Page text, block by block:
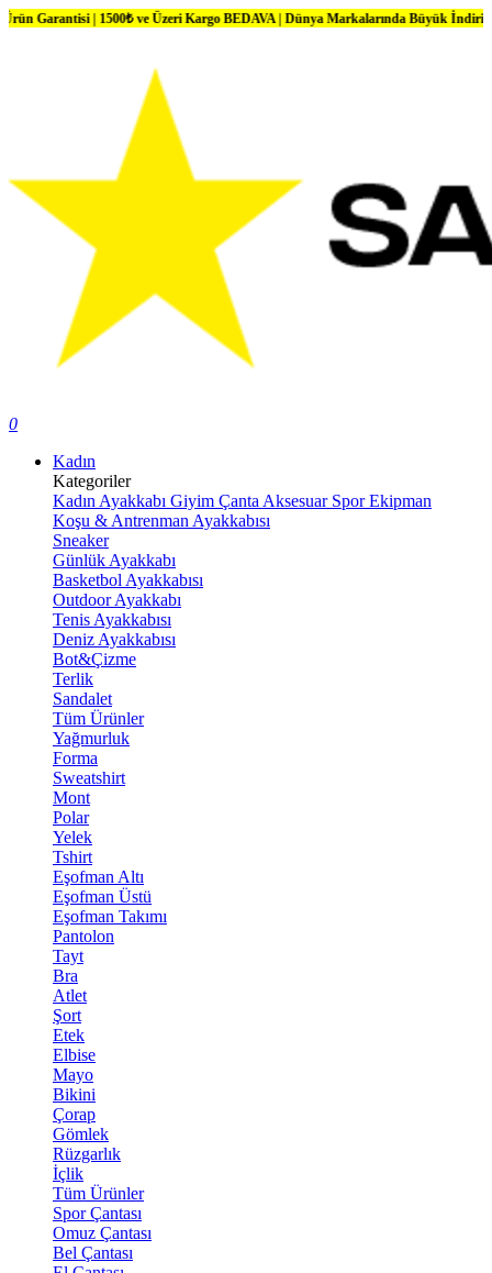
| 1500₺ ve Üzeri Kargo BEDAVA | Dünya Markalarında Büyük İndirimler
0
Kadın
Kategoriler
Kadın Ayakkabı Giyim Çanta Aksesuar Spor Ekipman
Koşu & Antrenman Ayakkabısı
Sneaker
Günlük Ayakkabı
Basketbol Ayakkabısı
Outdoor Ayakkabı
Tenis Ayakkabısı
Deniz Ayakkabısı
Bot&Çizme
Terlik
Sandalet
Tüm Ürünler
Yağmurluk
Forma
Sweatshirt
Mont
Polar
Yelek
Tshirt
Eşofman Altı
Eşofman Üstü
Eşofman Takımı
Pantolon
Tayt
Bra
Atlet
Şort
Etek
Elbise
Mayo
Bikini
Çorap
Gömlek
Rüzgarlık
İçlik
Tüm Ürünler
Spor Çantası
Omuz Çantası
Bel Çantası